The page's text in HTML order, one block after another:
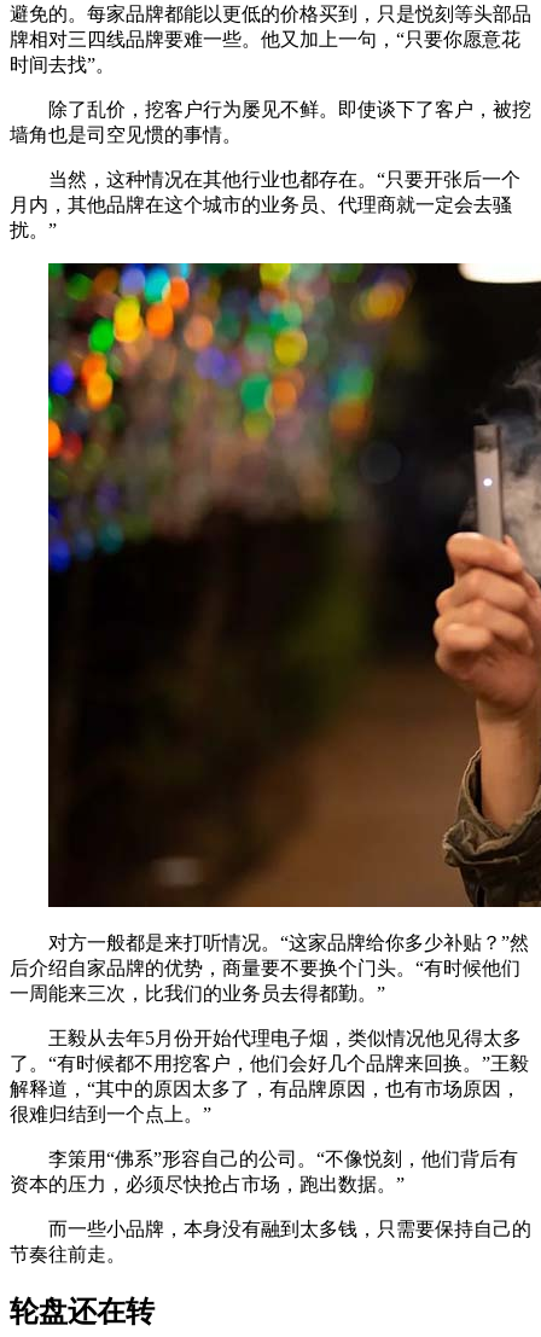
避免的。每家品牌都能以更低的价格买到，只是悦刻等头部品
牌相对三四线品牌要难一些。他又加上一句，“只要你愿意花
时间去找”。
除了乱价，挖客户行为屡见不鲜。即使谈下了客户，被挖
墙角也是司空见惯的事情。
当然，这种情况在其他行业也都存在。“只要开张后一个
月内，其他品牌在这个城市的业务员、代理商就一定会去骚
扰。”
对方一般都是来打听情况。“这家品牌给你多少补贴？”然
后介绍自家品牌的优势，商量要不要换个门头。“有时候他们
一周能来三次，比我们的业务员去得都勤。”
王毅从去年5月份开始代理电子烟，类似情况他见得太多
了。“有时候都不用挖客户，他们会好几个品牌来回换。”王毅
解释道，“其中的原因太多了，有品牌原因，也有市场原因，
很难归结到一个点上。”
李策用“佛系”形容自己的公司。“不像悦刻，他们背后有
资本的压力，必须尽快抢占市场，跑出数据。”
而一些小品牌，本身没有融到太多钱，只需要保持自己的
节奏往前走。
轮盘还在转